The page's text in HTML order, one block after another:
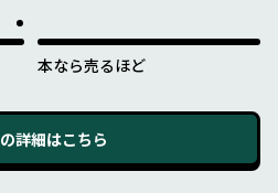
本なら売るほど
の詳細はこちら